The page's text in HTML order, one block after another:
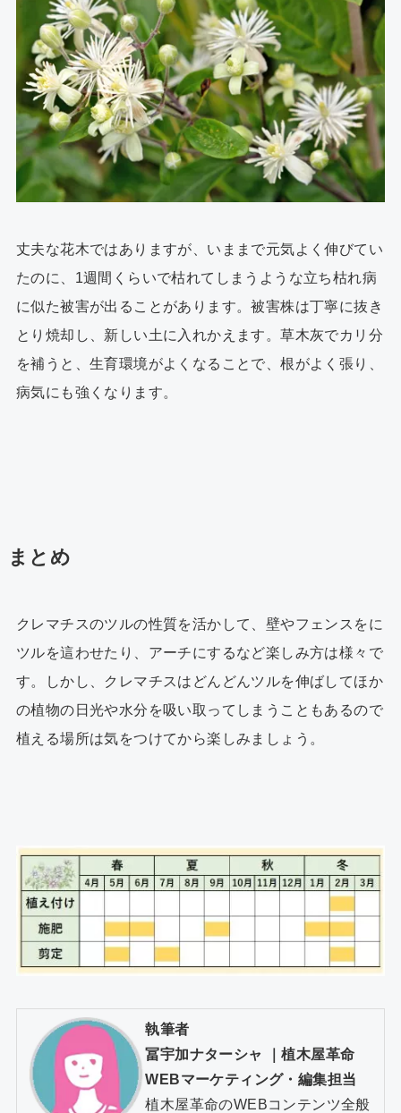
丈夫な花木ではありますが、いままで元気よく伸びてい
たのに、1週間くらいで枯れてしまうような立ち枯れ病
に似た被害が出ることがあります。被害株は丁寧に抜き
とり焼却し、新しい土に入れかえます。草木灰でカリ分
を補うと、生育環境がよくなることで、根がよく張り、
病気にも強くなります。
まとめ
クレマチスのツルの性質を活かして、壁やフェンスをに
ツルを這わせたり、アーチにするなど楽しみ方は様々で
す。しかし、クレマチスはどんどんツルを伸ばしてほか
の植物の日光や水分を吸い取ってしまうこともあるので
植える場所は気をつけてから楽しみましょう。
執筆者
冨宇加ナターシャ
｜植木屋革命
WEBマーケティング・編集担当
植木屋革命のWEBコンテンツ全般